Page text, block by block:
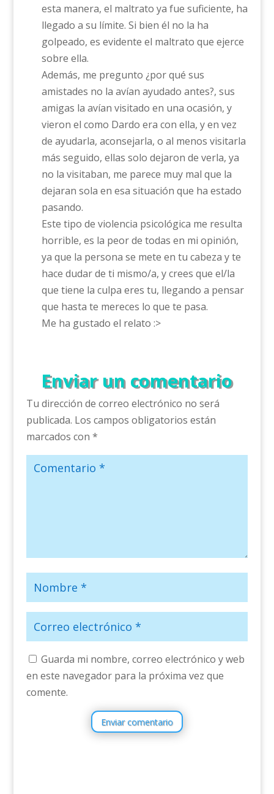
esta manera, el maltrato ya fue suficiente, ha
llegado a su límite. Si bien él no la ha
golpeado, es evidente el maltrato que ejerce
sobre ella.
Además, me pregunto ¿por qué sus
amistades no la avían ayudado antes?, sus
amigas la avían visitado en una ocasión, y
vieron el como Dardo era con ella, y en vez
de ayudarla, aconsejarla, o al menos visitarla
más seguido, ellas solo dejaron de verla, ya
no la visitaban, me parece muy mal que la
dejaran sola en esa situación que ha estado
pasando.
Este tipo de violencia psicológica me resulta
horrible, es la peor de todas en mi opinión,
ya que la persona se mete en tu cabeza y te
hace dudar de ti mismo/a, y crees que el/la
que tiene la culpa eres tu, llegando a pensar
que hasta te mereces lo que te pasa.
Me ha gustado el relato :>
Enviar un comentario
Tu dirección de correo electrónico no será
publicada. Los campos obligatorios están
marcados con *
Guarda mi nombre, correo electrónico y web
en este navegador para la próxima vez que
comente.
Enviar comentario